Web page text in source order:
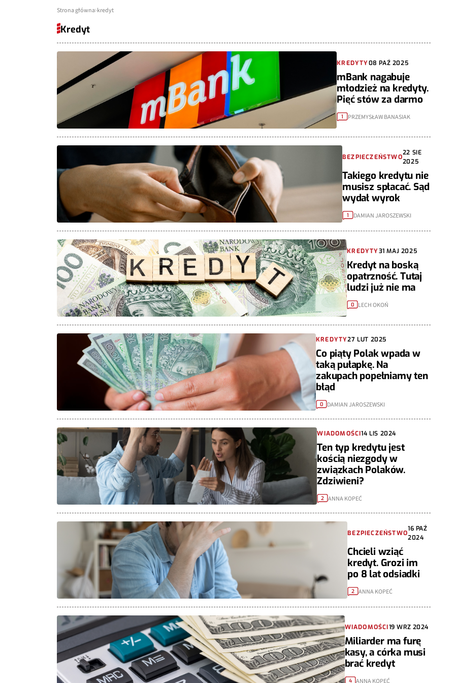
Strona główna kredyt
Kredyt
KREDYTY08 PAŹ 2025
mBank nagabuje
młodzież na kredyty.
Pięć stów za darmo
1 PRZEMYSŁAW BANASIAK
BEZPIECZEŃSTWO
22 SIE
2025
Takiego kredytu nie
musisz spłacać. Sąd
wydał wyrok
1 DAMIAN JAROSZEWSKI
KREDYTY31 MAJ 2025
Kredyt na boską
opatrzność. Tutaj
ludzi już nie ma
0 LECH OKOŃ
KREDYTY27 LUT 2025
Co piąty Polak wpada w
taką pułapkę. Na
zakupach popełniamy ten
błąd
0 DAMIAN JAROSZEWSKI
WIADOMOŚCI14 LIS 2024
Ten typ kredytu jest
kością niezgody w
związkach Polaków.
Zdziwieni?
2 ANNA KOPEĆ
BEZPIECZEŃSTWO
16 PAŹ
2024
Chcieli wziąć
kredyt. Grozi im
po 8 lat odsiadki
2 ANNA KOPEĆ
WIADOMOŚCI19 WRZ 2024
Miliarder ma furę
kasy, a córka musi
brać kredyt
4 ANNA KOPEĆ